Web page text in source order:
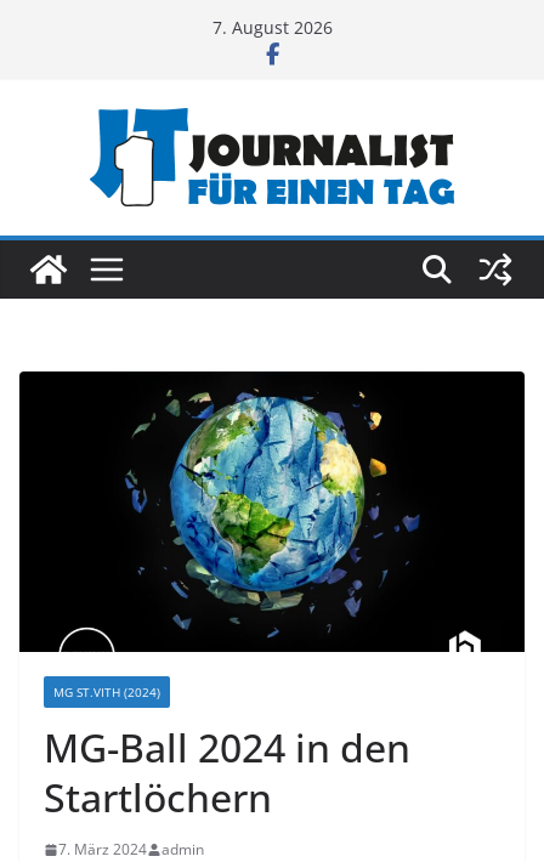
7. August 2026
MG ST.VITH (2024)
MG-Ball 2024 in den
Startlöchern
7. März 2024 admin